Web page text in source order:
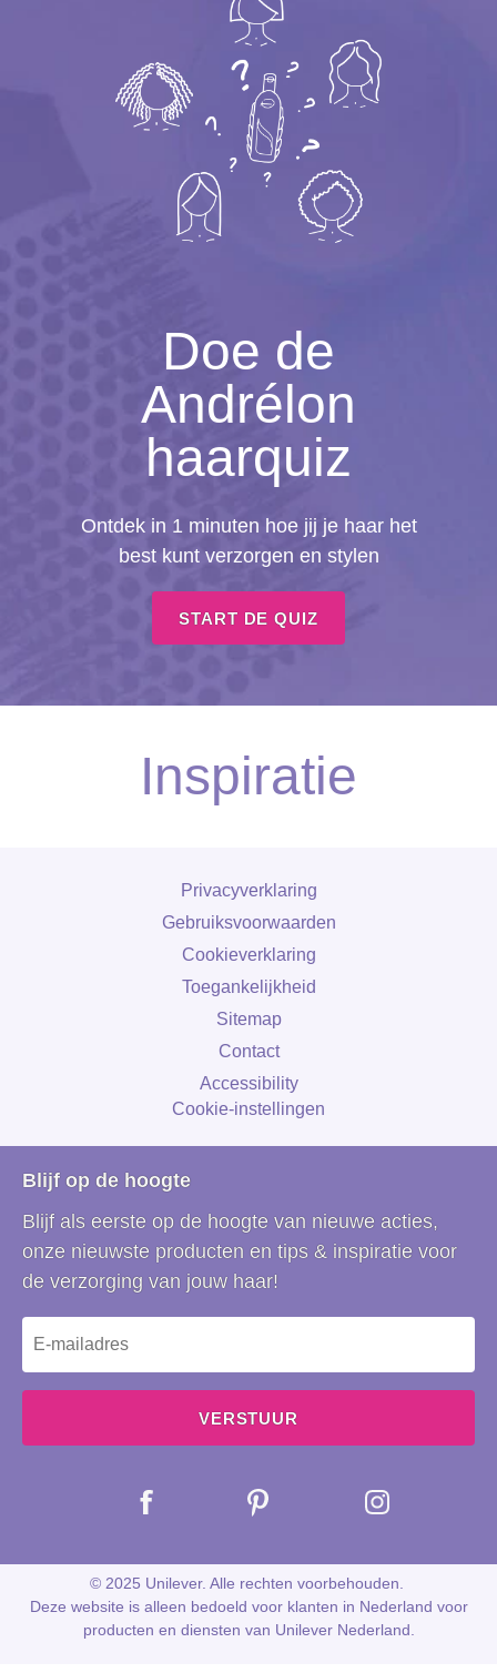
Doe de
Andrélon
haarquiz
Ontdek in 1 minuten hoe jij je haar het
best kunt verzorgen en stylen
START DE QUIZ
Inspiratie
Privacyverklaring
Gebruiksvoorwaarden
Cookieverklaring
Toegankelijkheid
Sitemap
Contact
Accessibility
Cookie-instellingen
Blijf op de hoogte
Blijf als eerste op de hoogte van nieuwe acties,
onze nieuwste producten en tips & inspiratie voor
de verzorging van jouw haar!
VERSTUUR
© 2025 Unilever. Alle rechten voorbehouden.
Deze website is alleen bedoeld voor klanten in Nederland voor
producten en diensten van Unilever Nederland.